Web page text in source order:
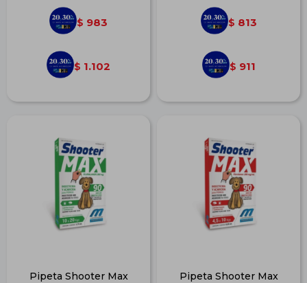
$ 983
$ 1.102
$ 813
$ 911
Pipeta Shooter Max
Pipeta Shooter Max